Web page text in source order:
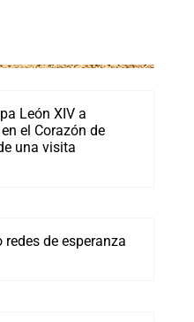
León XIV a
el Corazón de
una visita
de esperanza